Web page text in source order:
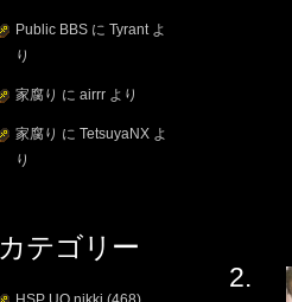
Public BBS に Tyrantよ
り
家腐り に airrr より
家腐り に TetsuyaNX よ
り
カテゴリー